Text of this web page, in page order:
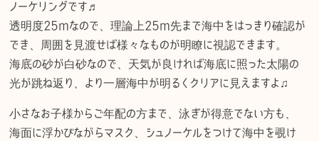
ノーケリングです♬
透明度25mなので、理論上25m先まで海中をはっきり確認が
でき、周囲を見渡せば様々なものが明瞭に視認できます。
海底の砂が白砂なので、天気が良ければ海底に照った太陽の
光が跳ね返り、より一層海中が明るくクリアに見えますよ♫
小さなお子様からご年配の方まで、泳ぎが得意でない方も、
海面に浮かびながらマスク、シュノーケルをつけて海中を覗け